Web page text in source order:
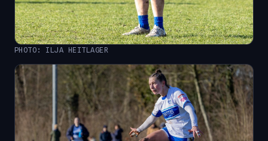
PHOTO: ILJA HEITLAGER